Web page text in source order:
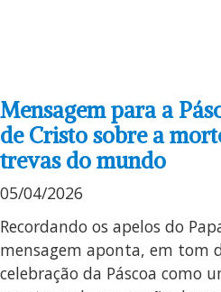
Mensagem para a
de Cristo sobre a
trevas do mundo
05/04/2026
Recordando os apelos do
mensagem aponta, em tom
celebração da Páscoa como